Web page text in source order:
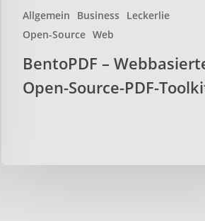
Allgemein Business
Leckerlie
Open-Source Web
BentoPDF –
Open-Source-PDF-